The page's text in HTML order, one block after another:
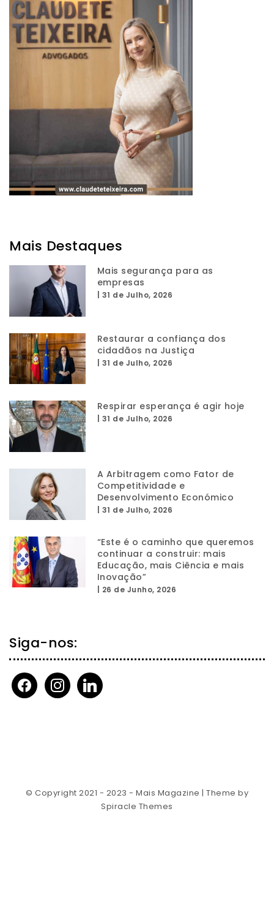
Mais Destaques
Mais segurança para as
empresas
31 de Julho, 2026
Restaurar a confiança dos
cidadãos na Justiça
31 de Julho, 2026
Respirar esperança é agir hoje
31 de Julho, 2026
A Arbitragem como Fator de
Competitividade e
Desenvolvimento Económico
31 de Julho, 2026
“Este é o caminho que queremos
continuar a construir: mais
Educação, mais Ciência e mais
Inovação”
26 de Junho, 2026
Siga-nos:
facebookinstagramlinkedin
© Copyright 2021 - 2023 - Mais Magazine | Theme by
Spiracle Themes